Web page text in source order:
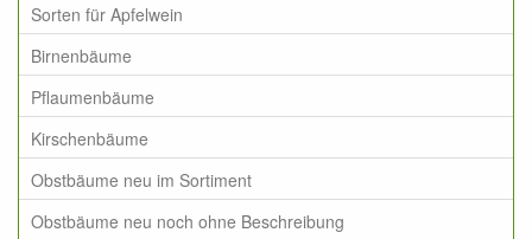
Sorten für Apfelwein
Birnenbäume
Pflaumenbäume
Kirschenbäume
Obstbäume neu im Sortiment
Obstbäume neu noch ohne Beschreibung